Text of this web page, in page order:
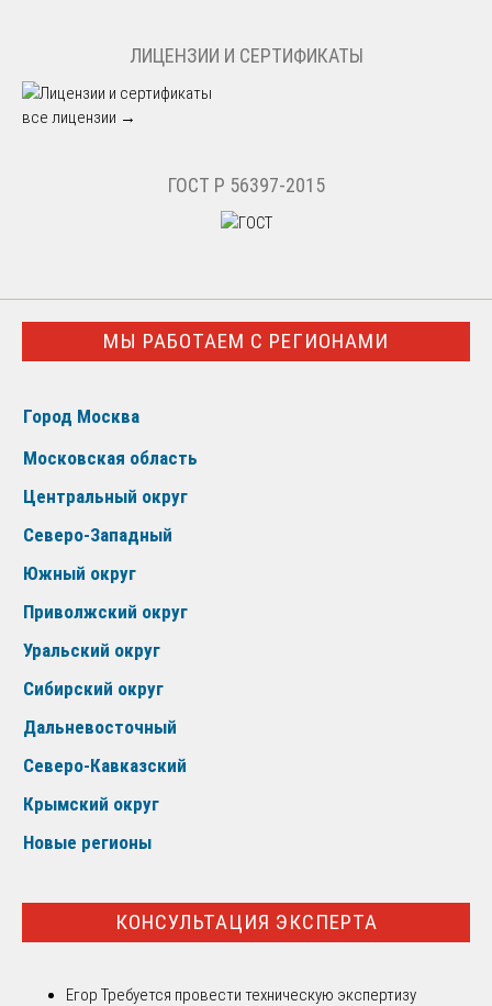
ЛИЦЕНЗИИ И СЕРТИФИКАТЫ
все лицензии →
ГОСТ Р 56397-2015
МЫ РАБОТАЕМ С РЕГИОНАМИ
Город Москва
Московская область
Центральный округ
Северо-Западный
Южный округ
Приволжский округ
Уральский округ
Сибирский округ
Дальневосточный
Северо-Кавказский
Крымский округ
Новые регионы
КОНСУЛЬТАЦИЯ ЭКСПЕРТА
Егор Требуется провести техническую экспертизу